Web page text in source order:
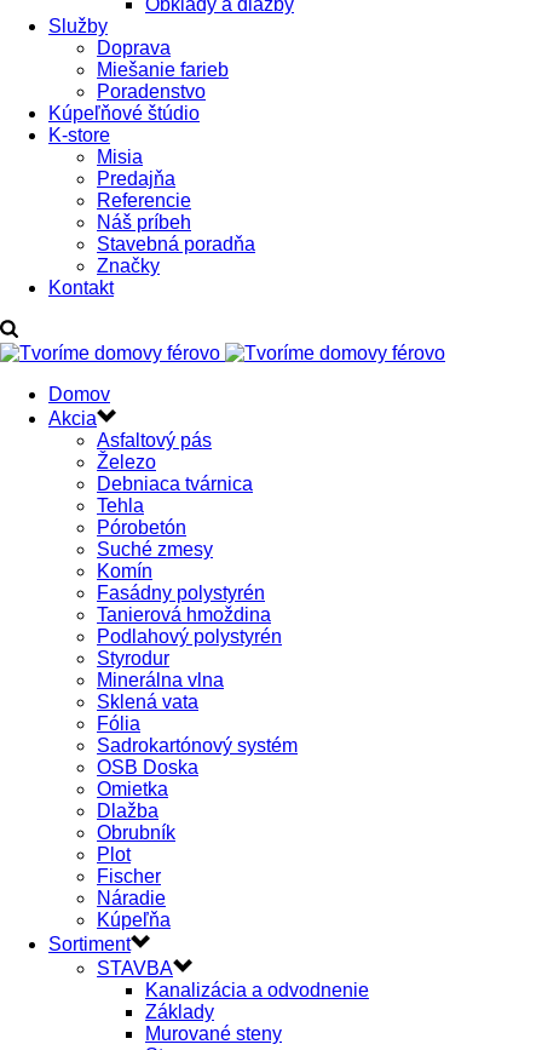
Obklady a dlažby
Služby
Doprava
Miešanie farieb
Poradenstvo
Kúpeľňové štúdio
K-store
Misia
Predajňa
Referencie
Náš príbeh
Stavebná poradňa
Značky
Kontakt
Domov
Akcia
Asfaltový pás
Železo
Debniaca tvárnica
Tehla
Pórobetón
Suché zmesy
Komín
Fasádny polystyrén
Tanierová hmoždina
Podlahový polystyrén
Styrodur
Minerálna vlna
Sklená vata
Fólia
Sadrokartónový systém
OSB Doska
Omietka
Dlažba
Obrubník
Plot
Fischer
Náradie
Kúpeľňa
Sortiment
STAVBA
Kanalizácia a odvodnenie
Základy
Murované steny